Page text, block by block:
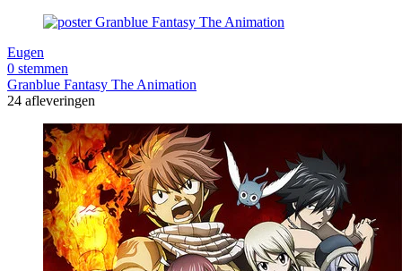
Eugen
0 stemmen
Granblue Fantasy The Animation
24 afleveringen